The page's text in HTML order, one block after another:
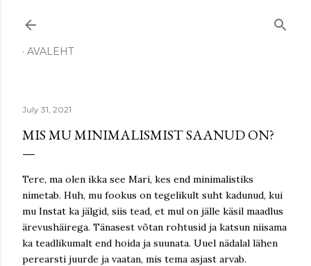
AVALEHT
July 31, 2021
MIS MU MINIMALISMIST SAANUD ON?
Tere, ma olen ikka see Mari, kes end minimalistiks
nimetab. Huh, mu fookus on tegelikult suht kadunud, kui
mu Instat ka jälgid, siis tead, et mul on jälle käsil maadlus
ärevushäirega. Tänasest võtan rohtusid ja katsun niisama
ka teadlikumalt end hoida ja suunata. Uuel nädalal lähen
perearsti juurde ja vaatan, mis tema asjast arvab.